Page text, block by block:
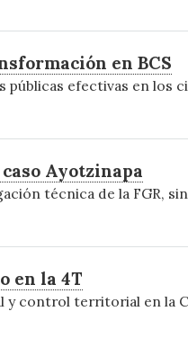
en BCS
efectivas en los
Ayotzinapa
técnica de la FGR,
en la 4T
y control territorial en la